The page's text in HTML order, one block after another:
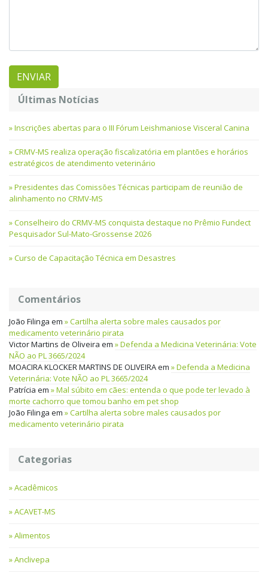
Últimas Notícias
Inscrições abertas para o III Fórum Leishmaniose Visceral Canina
CRMV-MS realiza operação fiscalizatória em plantões e horários
estratégicos de atendimento veterinário
Presidentes das Comissões Técnicas participam de reunião de
alinhamento no CRMV-MS
Conselheiro do CRMV-MS conquista destaque no Prêmio Fundect
Pesquisador Sul-Mato-Grossense 2026
Curso de Capacitação Técnica em Desastres
Comentários
João Filinga em
Cartilha alerta sobre males causados por
medicamento veterinário pirata
Victor Martins de Oliveira em
Defenda a Medicina Veterinária: Vote
NÃO ao PL 3665/2024
MOACIRA KLOCKER MARTINS DE OLIVEIRAem
Defenda a Medicina
Veterinária: Vote NÃO ao PL 3665/2024
Patrícia em
Mal súbito em cães: entenda o que pode ter levado à
morte cachorro que tomou banho em pet shop
João Filinga em
Cartilha alerta sobre males causados por
medicamento veterinário pirata
Categorias
Acadêmicos
ACAVET-MS
Alimentos
Anclivepa